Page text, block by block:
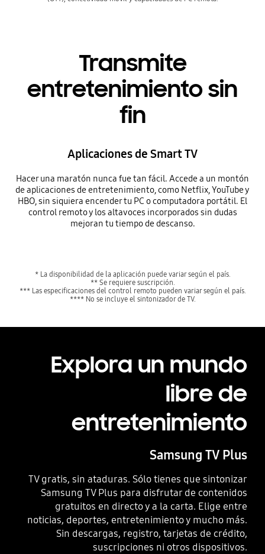
Transmite
entretenimiento sin
fin
Aplicaciones de Smart TV
Hacer una maratón nunca fue tan fácil. Accede a un montón
de aplicaciones de entretenimiento, como Netflix, YouTube y
HBO, sin siquiera encender tu PC o computadora portátil. El
control remoto y los altavoces incorporados sin dudas
mejoran tu tiempo de descanso.
* La disponibilidad de la aplicación puede variar según el país.
** Se requiere suscripción.
*** Las especificaciones del control remoto pueden variar según el país.
**** No se incluye el sintonizador de TV.
Explora un mundo
libre de
entretenimiento
Samsung TV Plus
TV gratis, sin ataduras. Sólo tienes que sintonizar
Samsung TV Plus para disfrutar de contenidos
gratuitos en directo y a la carta. Elige entre
noticias, deportes, entretenimiento y mucho más.
Sin descargas, registro, tarjetas de crédito,
suscripciones ni otros dispositivos.